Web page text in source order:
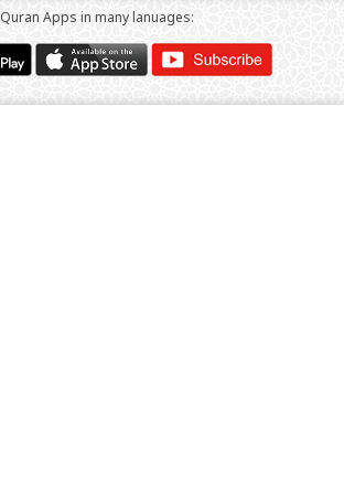
Quran Apps in many lanuages: